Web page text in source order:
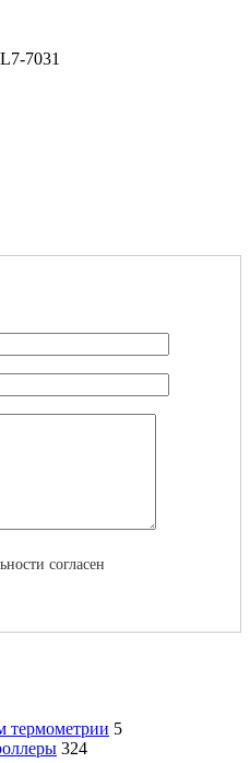
7031
согласен
термометрии 5
324